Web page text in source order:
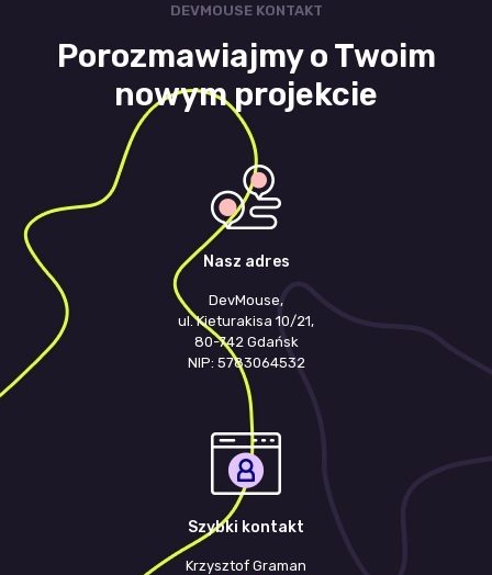
DEVMOUSE KONTAKT
Porozmawiajmy o Twoim
nowym projekcie
Nasz adres
DevMouse,
ul. Kieturakisa 10/21,
80-742 Gdańsk
NIP: 5783064532
Szybki kontakt
Krzysztof Graman